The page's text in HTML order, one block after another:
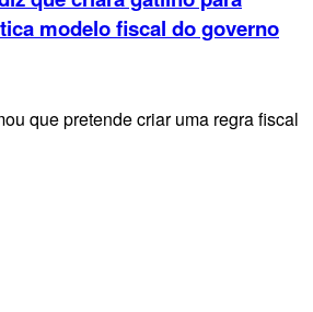
modelo fiscal do governo
que pretende criar uma regra fiscal